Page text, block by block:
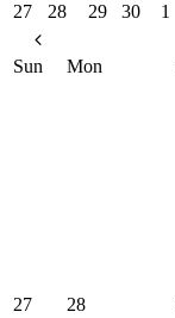
27 28 29 30 1
Sun
Mon
27 28